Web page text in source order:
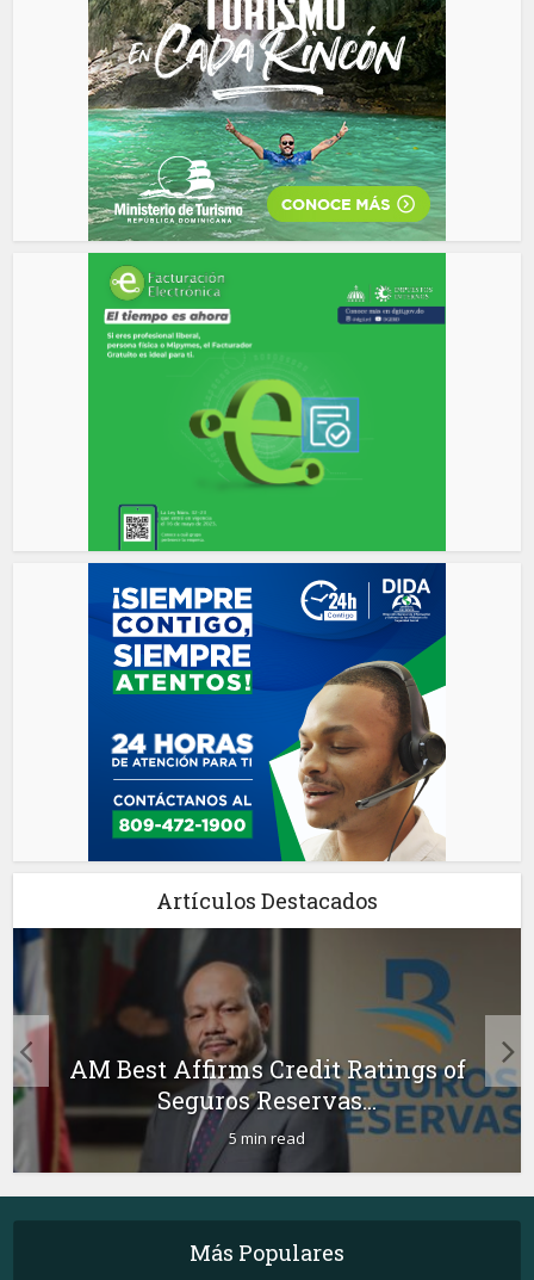
Artículos Destacados
AM Best Affirms Credit Ratings of
Seguros Reservas...
5 min read
Más Populares